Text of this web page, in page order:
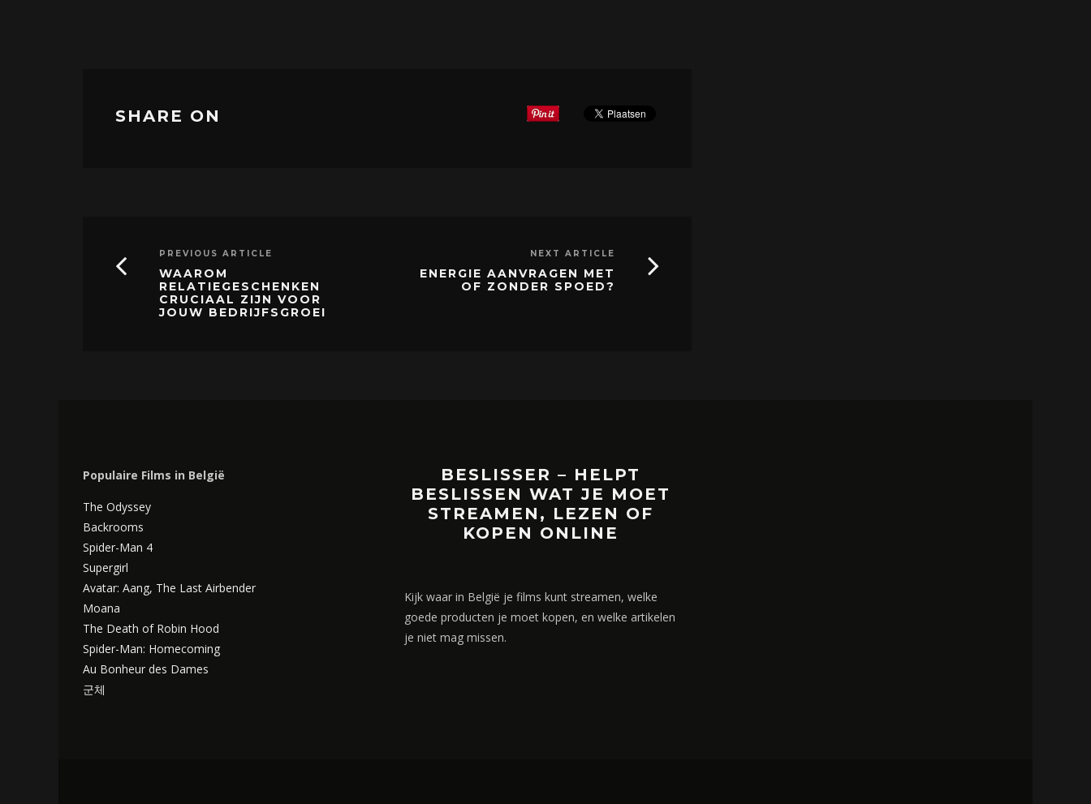
SHARE ON
PREVIOUS ARTICLE
WAAROM
RELATIEGESCHENKEN
CRUCIAAL ZIJN VOOR
JOUW BEDRIJFSGROEI
NEXT ARTICLE
ENERGIE AANVRAGEN MET
OF ZONDER SPOED?
Populaire Films in België
The Odyssey
Backrooms
Spider-Man 4
Supergirl
Avatar: Aang, The Last Airbender
Moana
The Death of Robin Hood
Spider-Man: Homecoming
Au Bonheur des Dames
군체
BESLISSER – HELPT
BESLISSEN WAT JE MOET
STREAMEN, LEZEN OF
KOPEN ONLINE
Kijk waar in België je films kunt streamen, welke
goede producten je moet kopen, en welke artikelen
je niet mag missen.